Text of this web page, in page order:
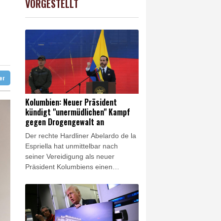
50
0.33%
VORGESTELLT
Kolumbien: Neuer Präsident
kündigt "unermüdlichen" Kampf
gegen Drogengewalt an
Der rechte Hardliner Abelardo de la
Espriella hat unmittelbar nach
seiner Vereidigung als neuer
Präsident Kolumbiens einen
Drogengewalt angekündigt. Der
Verbündete von US-Präsident
Donald Trump sagte am Freitag in
Cali, er werde wieder "Ordnung" in